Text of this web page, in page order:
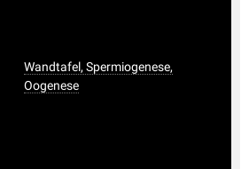
Wandtafel, Spermiogenese,
Oogenese